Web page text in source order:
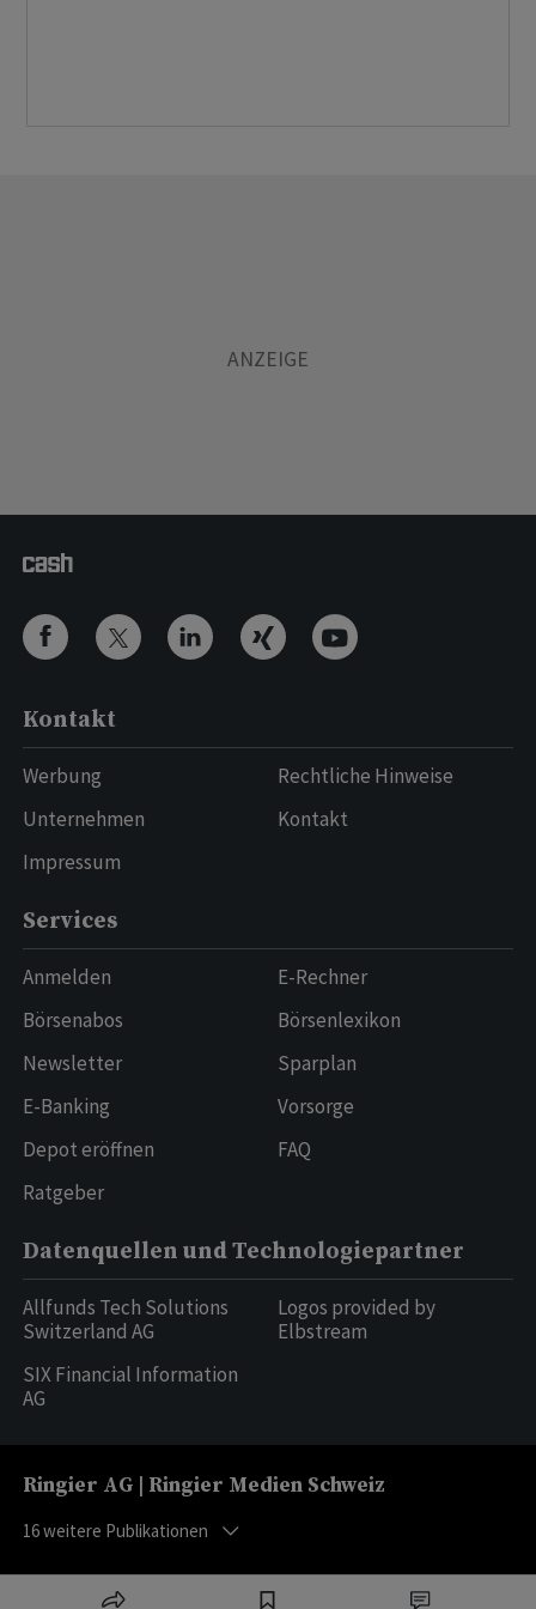
Kontakt
Werbung
Unternehmen
Impressum
Rechtliche Hinweise
Kontakt
Services
Anmelden
Börsenabos
Newsletter
E-Banking
Depot eröffnen
Ratgeber
E-Rechner
Börsenlexikon
Sparplan
Vorsorge
FAQ
Datenquellen und Technologiepartner
Allfunds Tech Solutions
Switzerland AG
SIX Financial Information
AG
Logos provided by
Elbstream
Ringier AG | Ringier Medien Schweiz
16weitere Publikationen